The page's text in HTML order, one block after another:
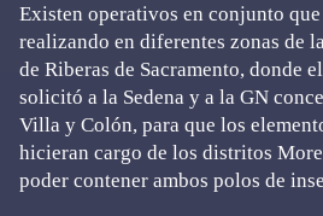
Existen operativos en conjunto que
realizando en diferentes zonas de
de Riberas de Sacramento, donde
solicitó a la Sedena y a la GN
Villa y Colón, para que los
hicieran cargo de los distritos
poder contener ambos polos de